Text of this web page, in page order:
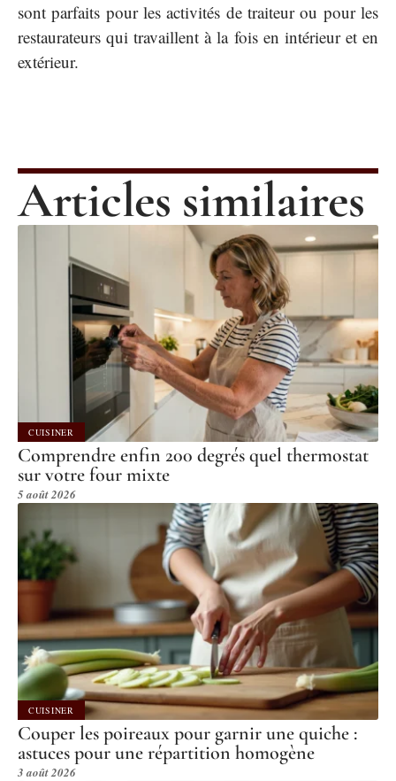
sont parfaits pour les activités de traiteur ou pour les
restaurateurs qui travaillent à la fois en intérieur et en
extérieur.
Articles similaires
CUISINER
Comprendre enfin 200 degrés quel thermostat
sur votre four mixte
5 août 2026
CUISINER
Couper les poireaux pour garnir une quiche :
astuces pour une répartition homogène
3 août 2026